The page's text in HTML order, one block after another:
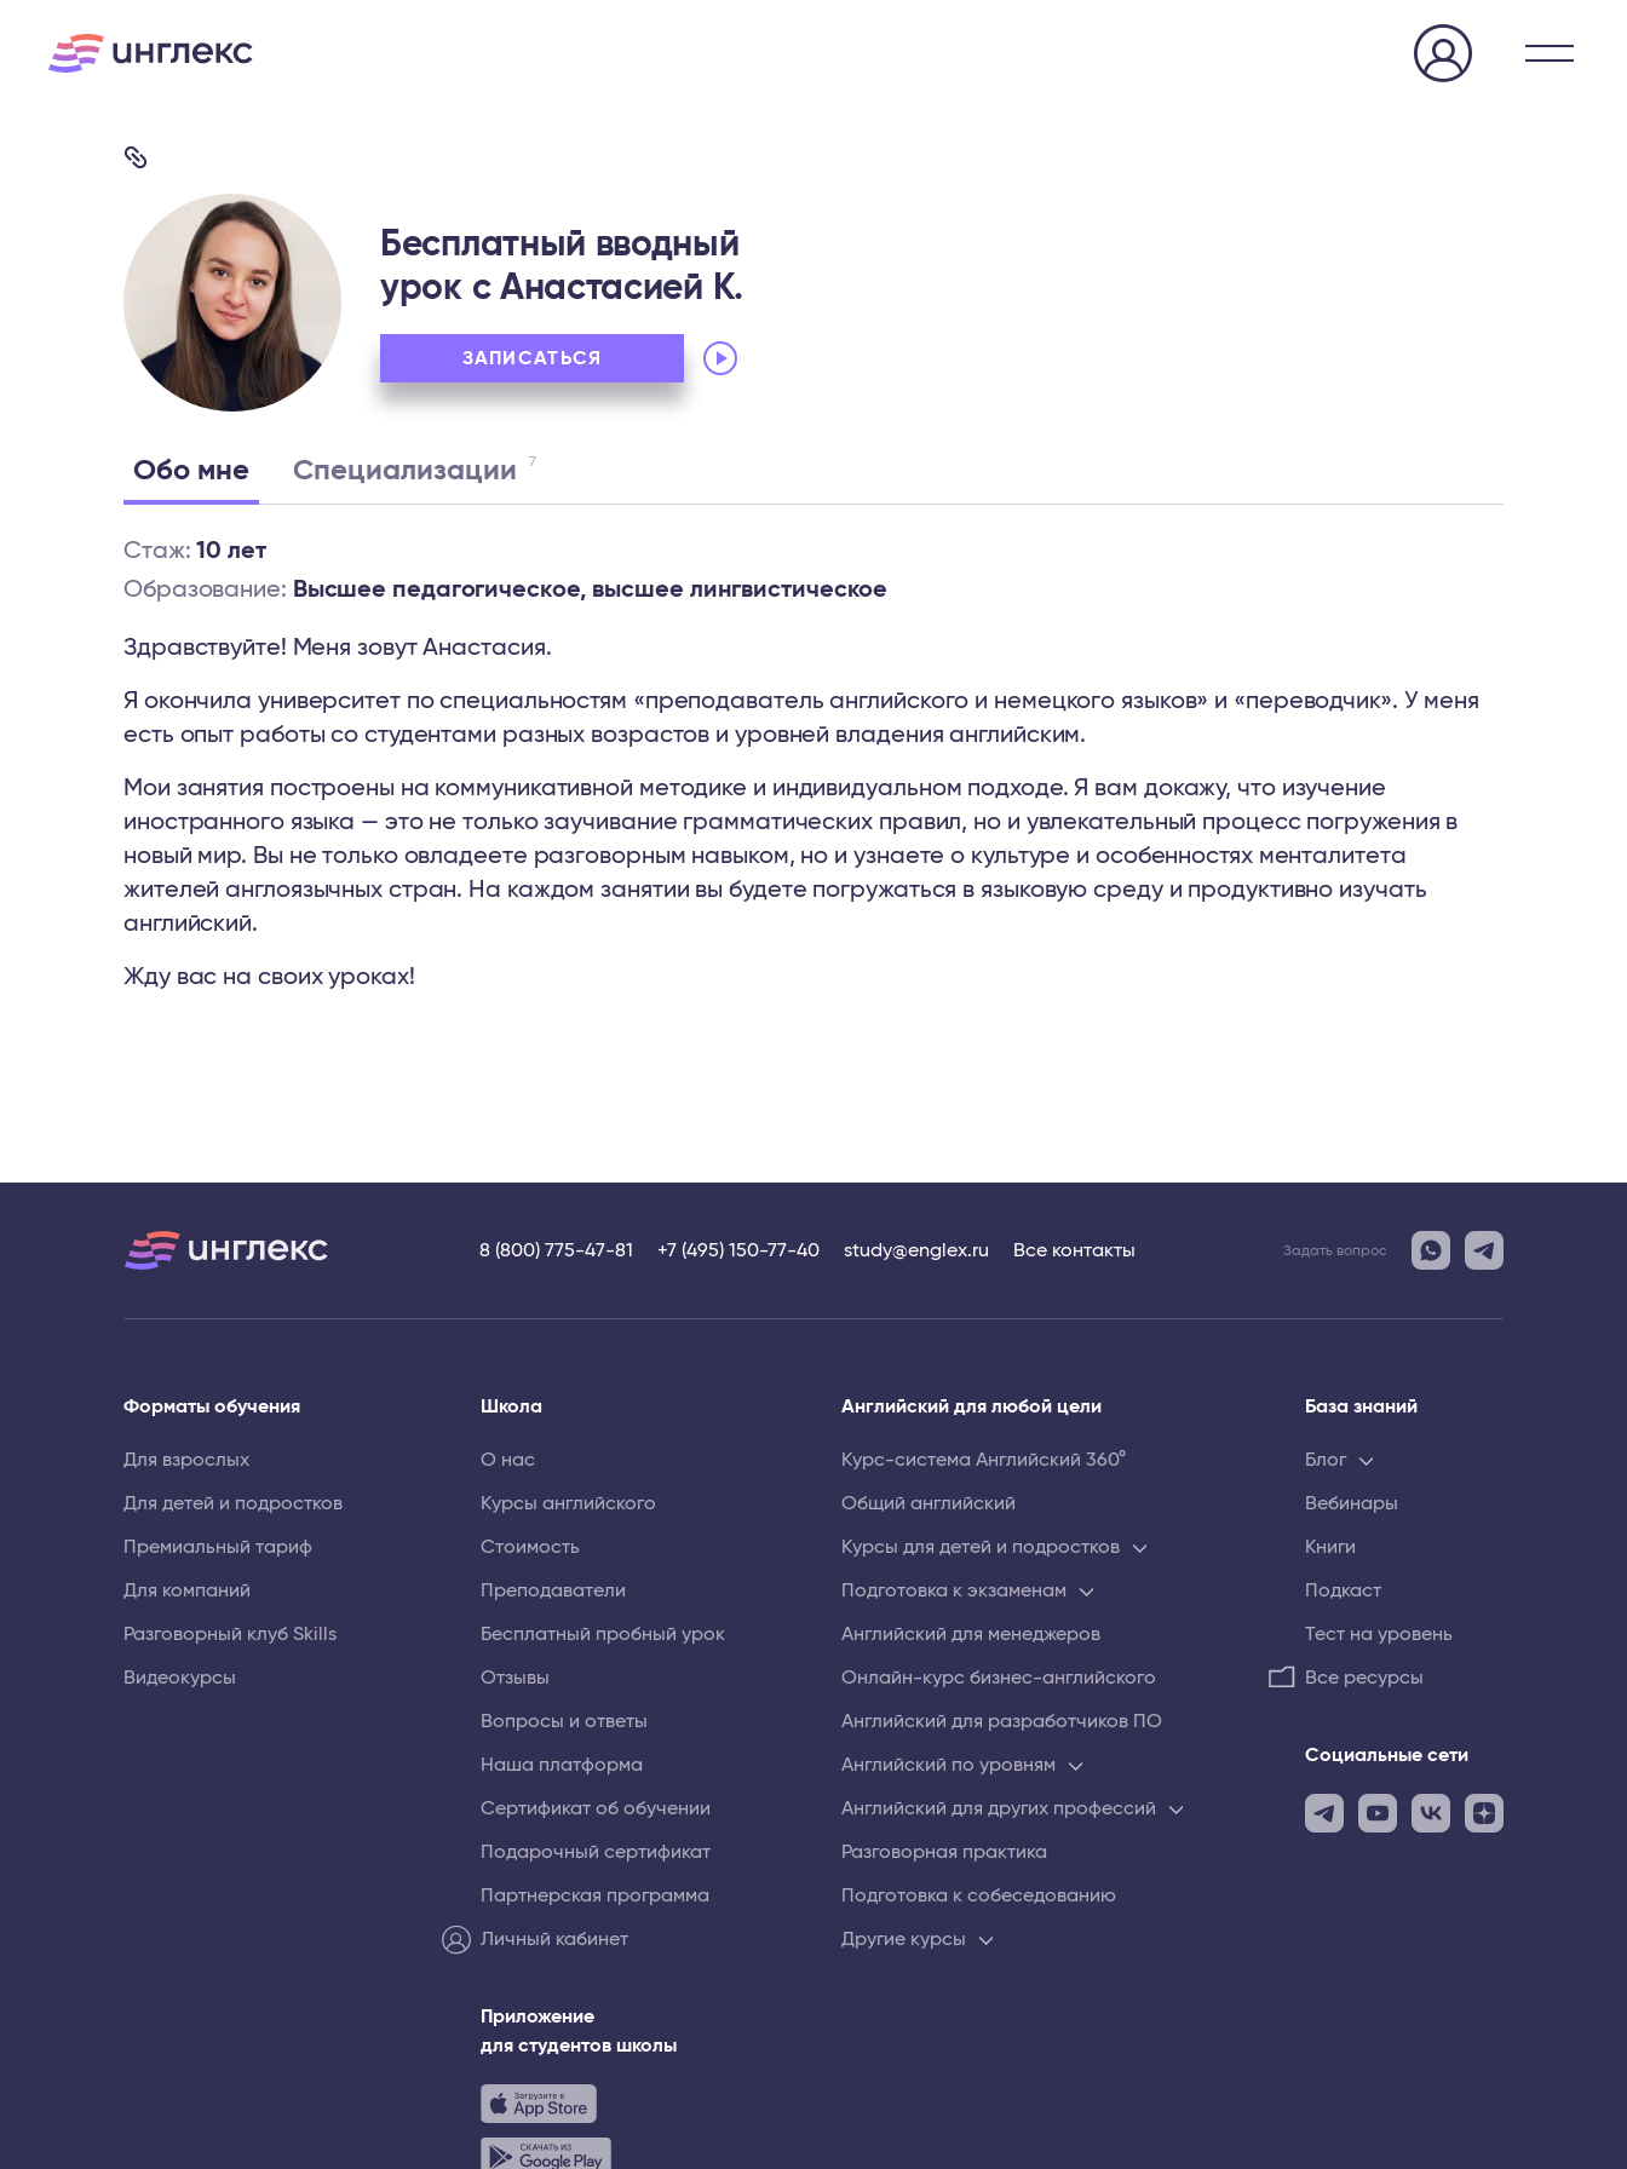
Бесплатный вводный
урок c Анастасией К.
ЗАПИСАТЬСЯ
Audio
Player
Обо мне Специализации 7
Стаж:10 лет
Образование: Высшее педагогическое, высшее лингвистическое
Здравствуйте! Меня зовут Анастасия.
Я окончила университет по специальностям «преподаватель английского и немецкого языков» и «переводчик». У меня
есть опыт работы со студентами разных возрастов и уровней владения английским.
Мои занятия построены на коммуникативной методике и индивидуальном подходе. Я вам докажу, что изучение
иностранного языка — это не только заучивание грамматических правил, но и увлекательный процесс погружения в
новый мир. Вы не только овладеете разговорным навыком, но и узнаете о культуре и особенностях менталитета
жителей англоязычных стран. На каждом занятии вы будете погружаться в языковую среду и продуктивно изучать
английский.
Жду вас на своих уроках!
8 (800) 775-47-81 +7 (495) 150-77-40 study@englex.ru Все контакты Задать вопрос
Форматы обучения
Для взрослых
Для детей и подростков
Премиальный тариф
Для компаний
Разговорный клуб Skills
Видеокурсы
Школа
О нас
Курсы английского
Стоимость
Преподаватели
Бесплатный пробный урок
Отзывы
Вопросы и ответы
Наша платформа
Сертификат об обучении
Подарочный сертификат
Партнерская программа
Личный кабинет
Приложение
для студентов школы
Английский для любой цели
Курс-система Английский 360°
Общий английский
Курсы для детей и подростков
Подготовка к экзаменам
Английский для менеджеров
Онлайн⁠-⁠курс бизнес⁠-английского
Английский для разработчиков ПО
Английский по уровням
Английский для других профессий
Разговорная практика
Подготовка к собеседованию
Другие курсы
База знаний
Блог
Вебинары
Книги
Подкаст
Тест на уровень
Все ресурсы
Социальные сети